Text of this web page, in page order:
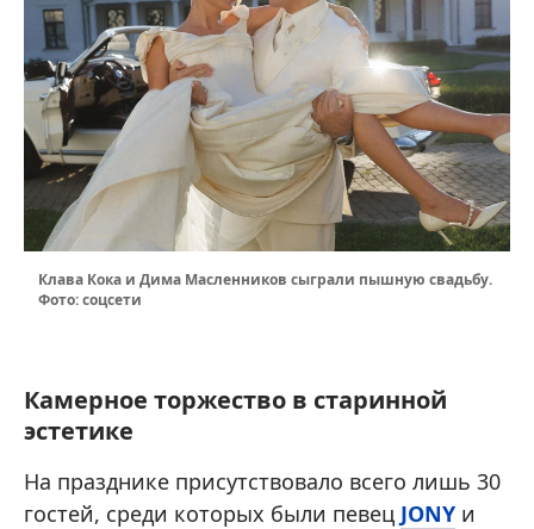
Клава Кока и Дима Масленников сыграли пышную свадьбу.
Фото: соцсети
Камерное торжество в старинной
эстетике
На празднике присутствовало всего лишь 30
гостей, среди которых были певец JONY и